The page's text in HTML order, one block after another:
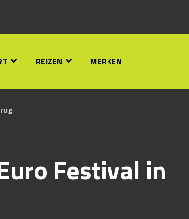
REIZEN MERKEN
Festival in